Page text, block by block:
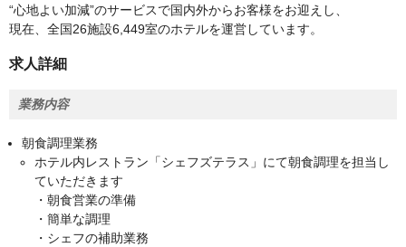
“心地よい加減”のサービスで国内外からお客様をお迎えし、
現在、全国26施設6,449室のホテルを運営しています。
求人詳細
業務内容
朝食調理業務
ホテル内レストラン「シェフズテラス」にて朝食調理を担当し
ていただきます
・朝食営業の準備
・簡単な調理
・シェフの補助業務